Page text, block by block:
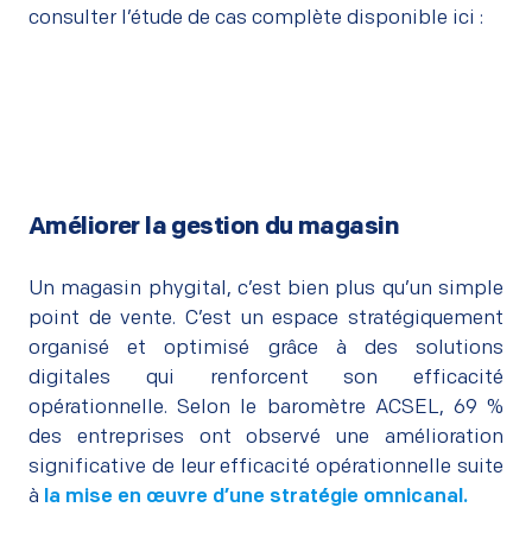
consulter l’étude de cas complète disponible ici :
Améliorer la gestion du magasin
Un magasin phygital, c’est bien plus qu’un simple
point de vente. C’est un espace stratégiquement
organisé et optimisé grâce à des solutions
digitales qui renforcent son efficacité
opérationnelle. Selon le baromètre ACSEL, 69 %
des entreprises ont observé une amélioration
significative de leur efficacité opérationnelle suite
à la mise en œuvre d’une stratégie omnicanal.